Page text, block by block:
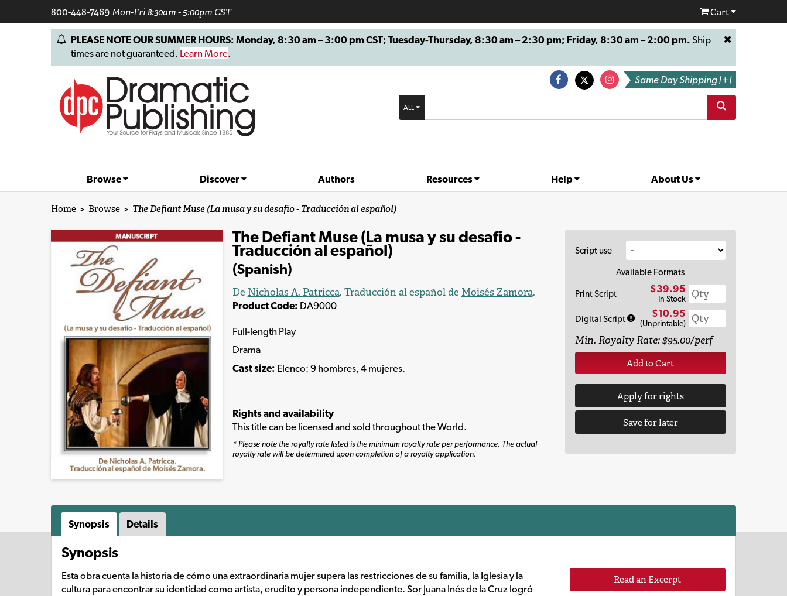
800-448-7469Mon-Fri 8:30am - 5:00pm CST Cart
PLEASE NOTE OUR SUMMER HOURS: Monday, 8:30 am – 3:00 pm CST; Tuesday-Thursday, 8:30 am – 2:30 pm; Friday, 8:30 am – 2:00 pm. Ship
times are not guaranteed. Learn More.
Same Day Shipping [+]
ALL
Browse Discover Authors Resources Help About Us
Home > Browse > The Defiant Muse (La musa y su desafio - Traducción al español)
The Defiant Muse (La musa y su desafio -
Traducción al español)
(Spanish)
De Nicholas A. Patricca. Traducción al español de Moisés Zamora.
Product Code: DA9000
Full-length Play
Drama
Cast size: Elenco: 9 hombres, 4 mujeres.
Rights and availability
This title can be licensed and sold throughout the World.
* Please note the royalty rate listed is the minimum royalty rate per performance. The actual
royalty rate will be determined upon completion of a royalty application.
Script use
Available Formats
Print Script
$39.95
In Stock
Digital Script $10.95
(Unprintable)
Min. Royalty Rate: $95.00/perf
Add to Cart
Apply for rights
Save for later
Synopsis Details
Synopsis
Esta obra cuenta la historia de cómo una extraordinaria mujer supera las restricciones de su familia, la Iglesia y la
cultura para encontrar su identidad como artista, erudito y persona independiente. Sor Juana Inés de la Cruz logró
Read an Excerpt